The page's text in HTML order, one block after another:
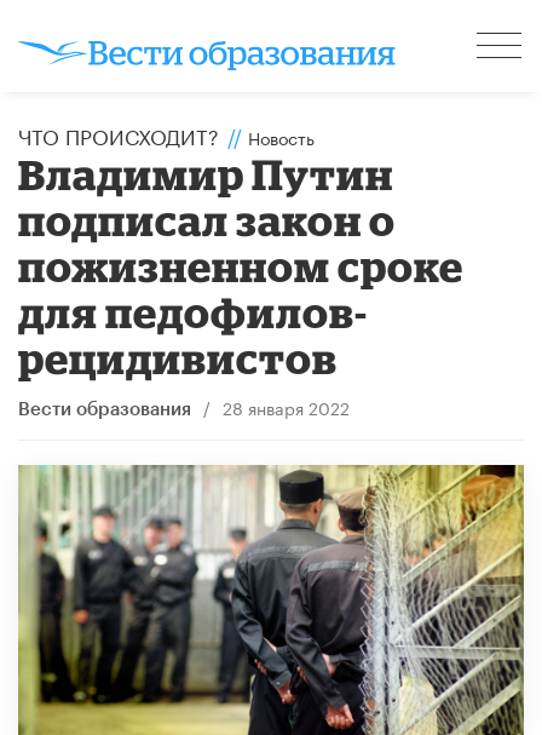
ЧТО ПРОИСХОДИТ? // Новость
Владимир Путин
подписал закон о
пожизненном сроке
для педофилов-
рецидивистов
Вести образования / 28 января 2022